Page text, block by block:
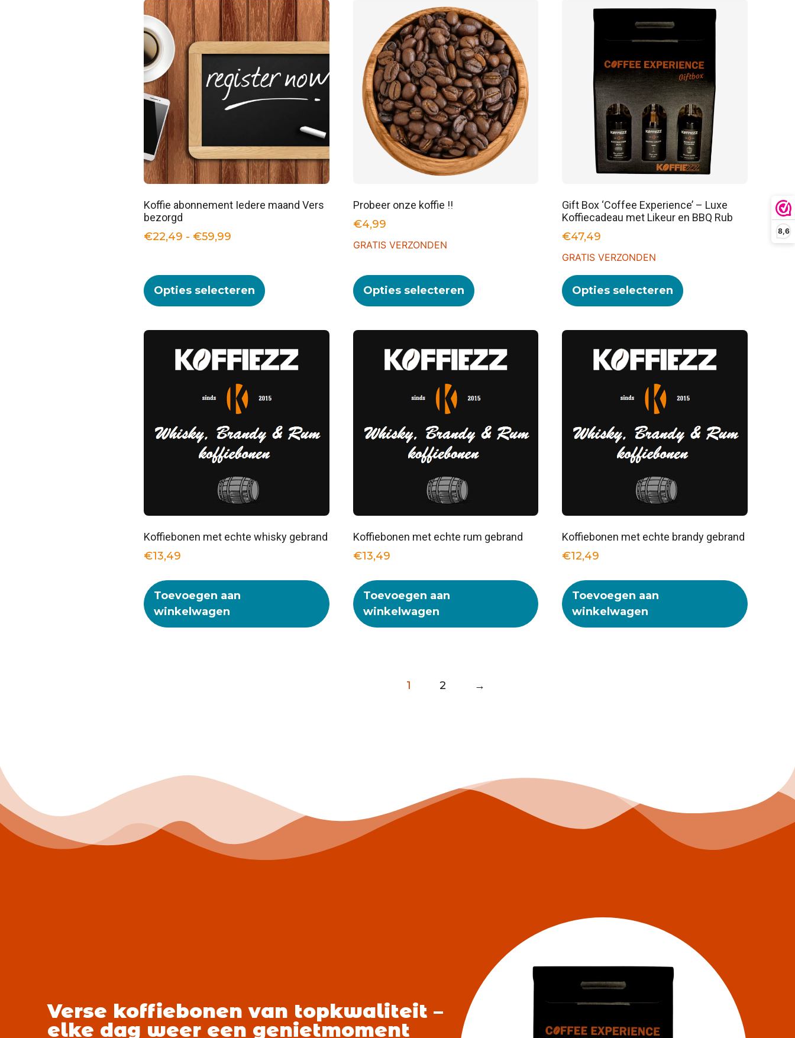
8,6
Koffie abonnement Iedere maand Vers
bezorgd
€22,49 - €59,99
Opties selecteren
Probeer onze koffie !!
€4,99
GRATIS VERZONDEN
Opties selecteren
Gift Box ‘Coffee Experience’ – Luxe
Koffiecadeau met Likeur en BBQ Rub
€47,49
GRATIS VERZONDEN
Opties selecteren
Koffiebonen met echte whisky gebrand
€13,49
Toevoegen aan
winkelwagen
Koffiebonen met echte rum gebrand
€13,49
Toevoegen aan
winkelwagen
Koffiebonen met echte brandy gebrand
€12,49
Toevoegen aan
winkelwagen
1 2 →
Verse koffiebonen van topkwaliteit –
elke dag weer een genietmoment